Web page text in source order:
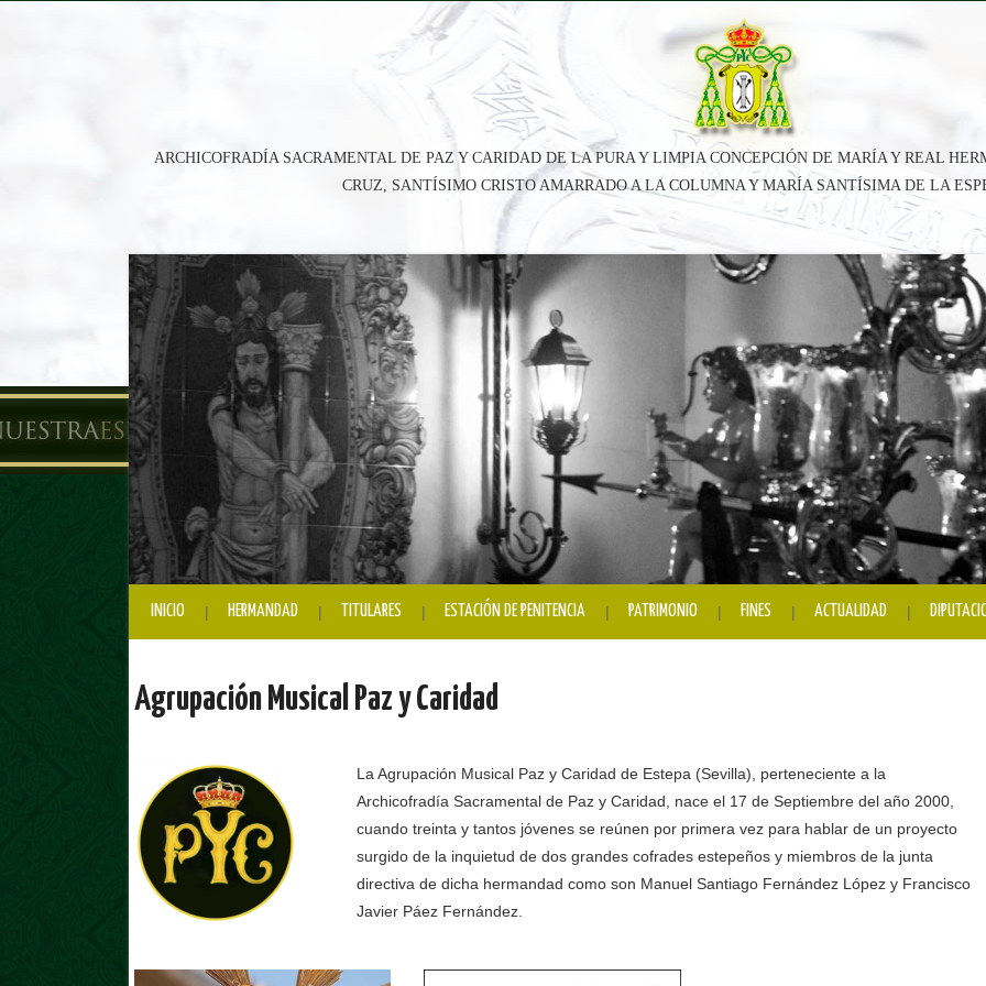
ARCHICOFRADÍA SACRAMENTAL DE PAZ Y CARIDAD DE LA PURA Y LIMPIA CONCEPCIÓN DE MARÍA Y REAL
CRUZ, SANTÍSIMO CRISTO AMARRADO A LA COLUMNA Y MARÍA SANTÍSIMA DE LA
INICIO HERMANDAD TITULARES ESTACIÓN DE PENITENCIA PATRIMONIO FINES ACTUALIDAD
Agrupación Musical Paz y Caridad
La Agrupación Musical Paz y Caridad de Estepa (Sevilla), perteneciente a la
Archicofradía Sacramental de Paz y Caridad, nace el 17 de Septiembre del año 2000,
cuando treinta y tantos jóvenes se reúnen por primera vez para hablar de un proyecto
surgido de la inquietud de dos grandes cofrades estepeños y miembros de la junta
directiva de dicha hermandad como son Manuel Santiago Fernández López y Francisco
Javier Páez Fernández.